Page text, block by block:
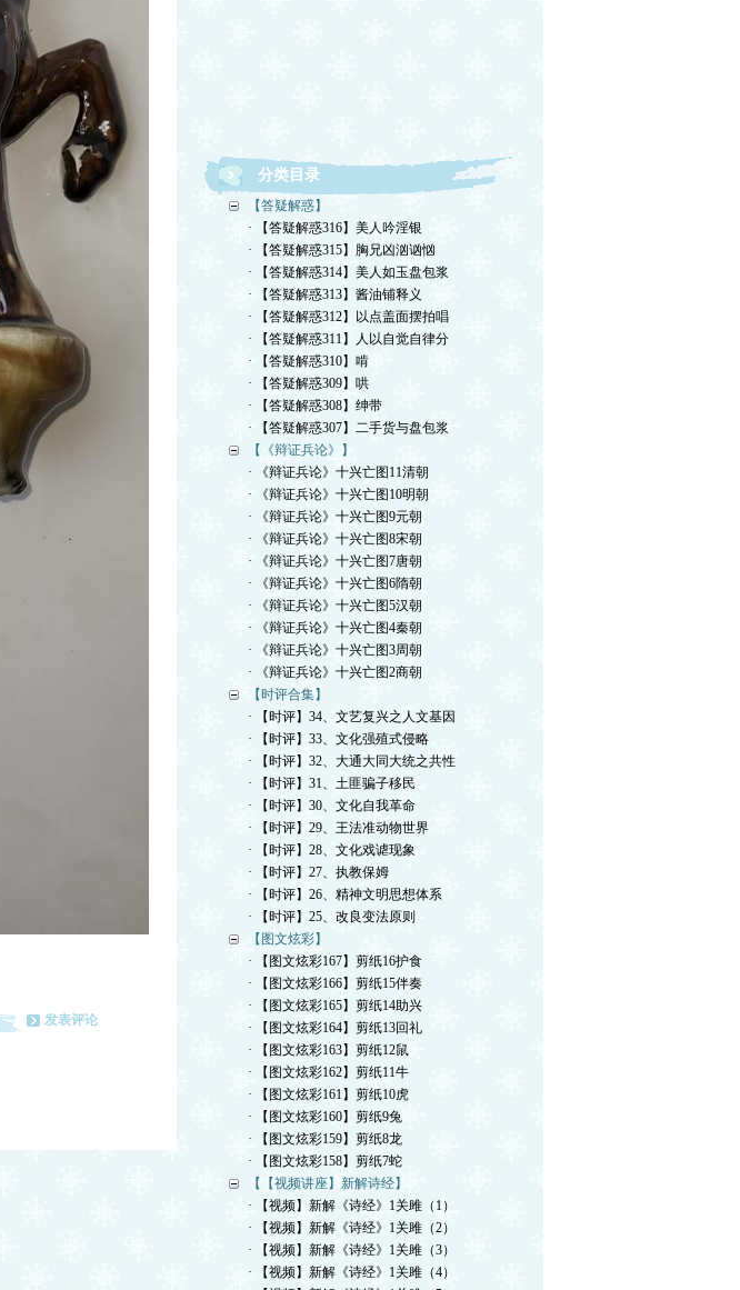
发表评论
分类目录
【答疑解惑】
· 【答疑解惑316】美人吟淫银
· 【答疑解惑315】胸兄凶汹讻忷
· 【答疑解惑314】美人如玉盘包浆
· 【答疑解惑313】酱油铺释义
· 【答疑解惑312】以点盖面摆拍唱
· 【答疑解惑311】人以自觉自律分
· 【答疑解惑310】啃
· 【答疑解惑309】哄
· 【答疑解惑308】绅带
· 【答疑解惑307】二手货与盘包浆
【《辩证兵论》】
· 《辩证兵论》十兴亡图11清朝
· 《辩证兵论》十兴亡图10明朝
· 《辩证兵论》十兴亡图9元朝
· 《辩证兵论》十兴亡图8宋朝
· 《辩证兵论》十兴亡图7唐朝
· 《辩证兵论》十兴亡图6隋朝
· 《辩证兵论》十兴亡图5汉朝
· 《辩证兵论》十兴亡图4秦朝
· 《辩证兵论》十兴亡图3周朝
· 《辩证兵论》十兴亡图2商朝
【时评合集】
· 【时评】34、文艺复兴之人文基因
· 【时评】33、文化强殖式侵略
· 【时评】32、大通大同大统之共性
· 【时评】31、土匪骗子移民
· 【时评】30、文化自我革命
· 【时评】29、王法准动物世界
· 【时评】28、文化戏谑现象
· 【时评】27、执教保姆
· 【时评】26、精神文明思想体系
· 【时评】25、改良变法原则
【图文炫彩】
· 【图文炫彩167】剪纸16护食
· 【图文炫彩166】剪纸15伴奏
· 【图文炫彩165】剪纸14助兴
· 【图文炫彩164】剪纸13回礼
· 【图文炫彩163】剪纸12鼠
· 【图文炫彩162】剪纸11牛
· 【图文炫彩161】剪纸10虎
· 【图文炫彩160】剪纸9兔
· 【图文炫彩159】剪纸8龙
· 【图文炫彩158】剪纸7蛇
【【视频讲座】新解诗经】
· 【视频】新解《诗经》1关雎（1）
· 【视频】新解《诗经》1关雎（2）
· 【视频】新解《诗经》1关雎（3）
· 【视频】新解《诗经》1关雎（4）